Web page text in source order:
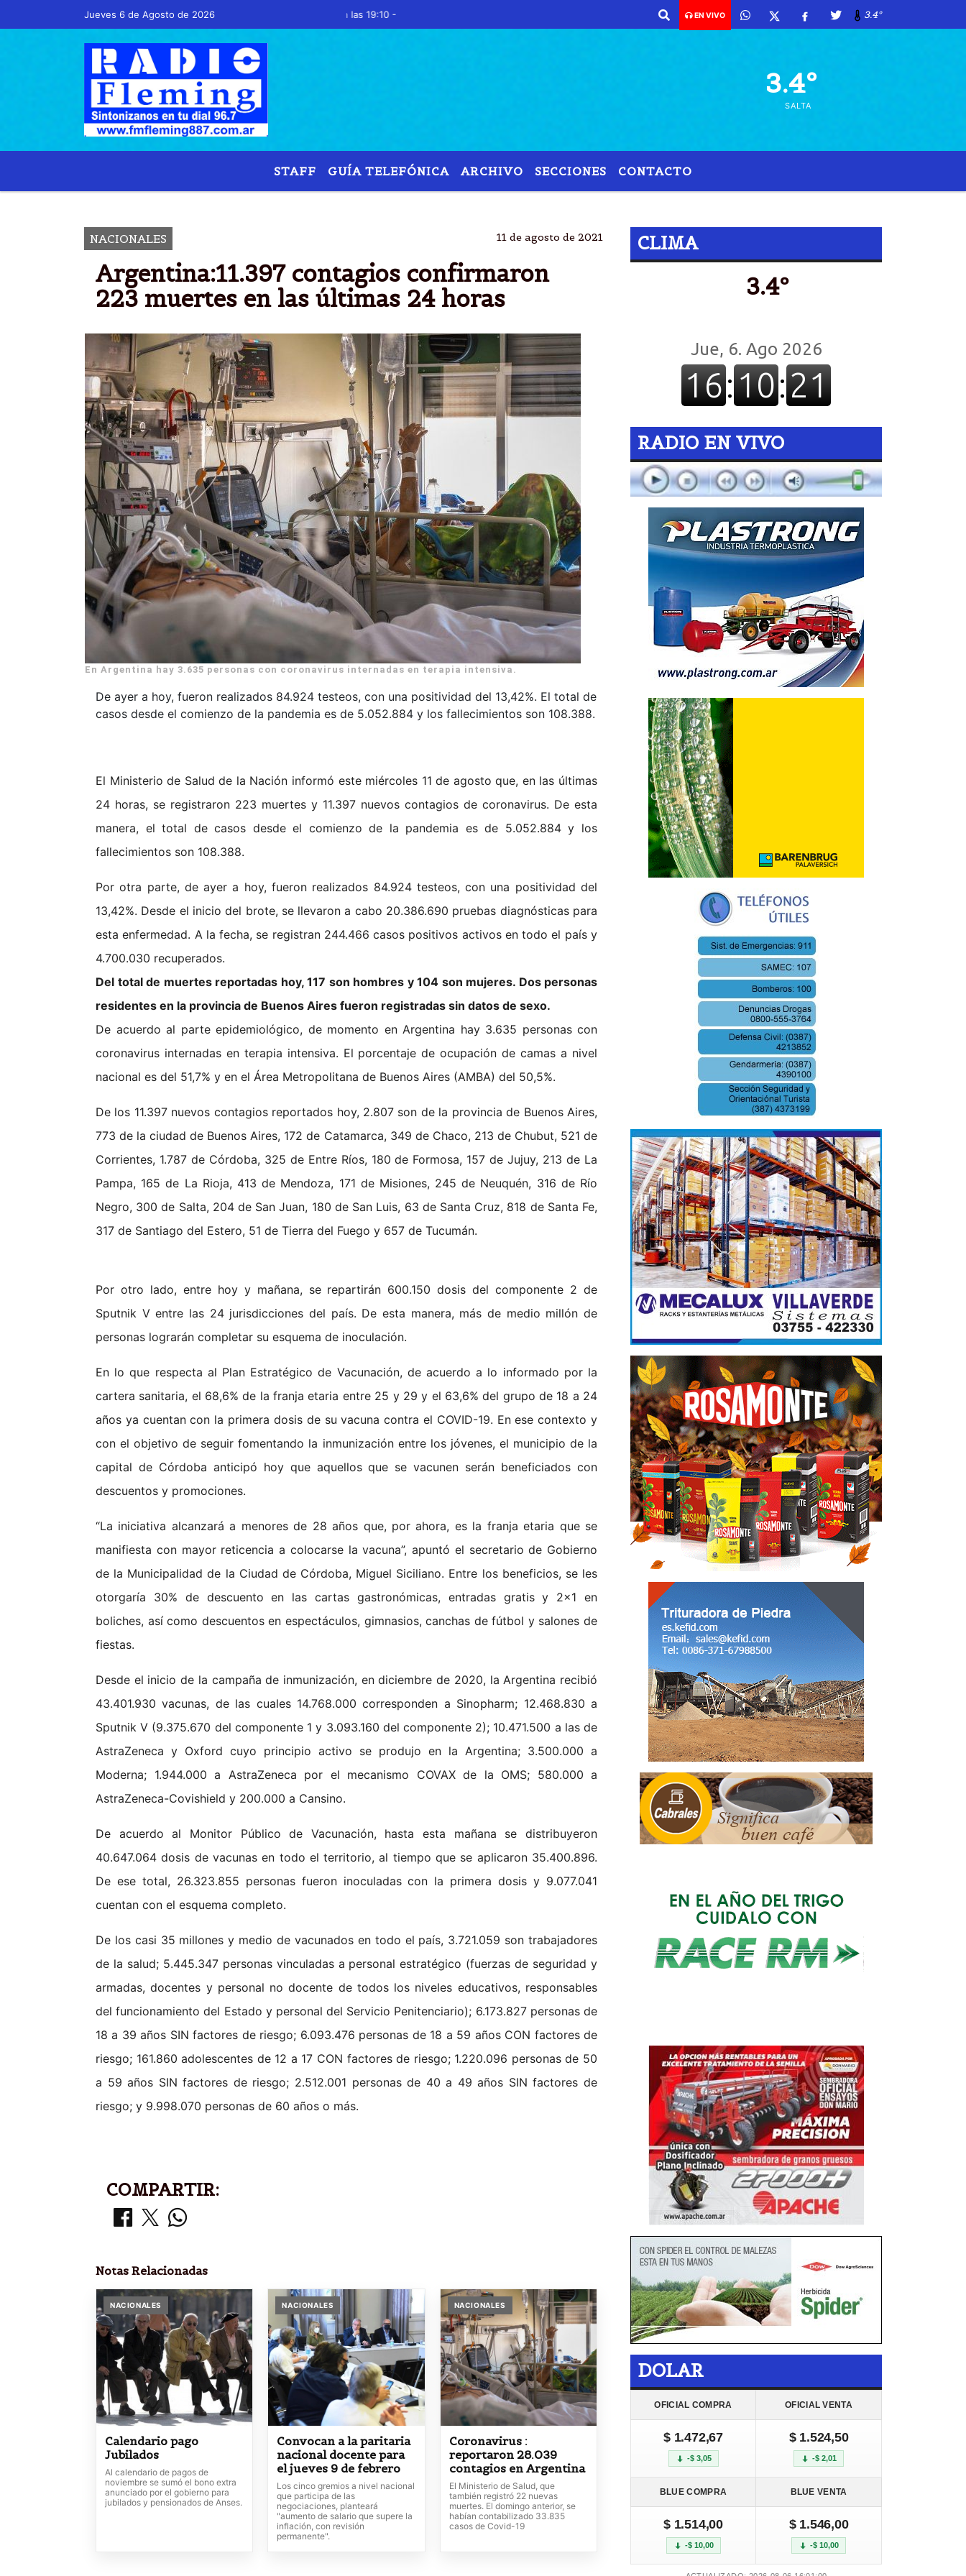
Jueves 6 de Agosto de 2026
Hoy es Jueves 6 de Agosto de 2026 y son las 19:10 - EN VIVO 3.4º
3.4º
SALTA
STAFF GUÍA TELEFÓNICA ARCHIVO SECCIONES CONTACTO
NACIONALES 11 de agosto de 2021
Argentina:11.397 contagios confirmaron
223 muertes en las últimas 24 horas
En Argentina hay 3.635 personas con coronavirus internadas en terapia intensiva.
De ayer a hoy, fueron realizados 84.924 testeos, con una positividad del 13,42%. El total de
casos desde el comienzo de la pandemia es de 5.052.884 y los fallecimientos son 108.388.
El Ministerio de Salud de la Nación informó este miércoles 11 de agosto que, en las últimas
24 horas, se registraron 223 muertes y 11.397 nuevos contagios de coronavirus. De esta
manera, el total de casos desde el comienzo de la pandemia es de 5.052.884 y los
fallecimientos son 108.388.
Por otra parte, de ayer a hoy, fueron realizados 84.924 testeos, con una positividad del
13,42%. Desde el inicio del brote, se llevaron a cabo 20.386.690 pruebas diagnósticas para
esta enfermedad. A la fecha, se registran 244.466 casos positivos activos en todo el país y
4.700.030 recuperados.
Del total de muertes reportadas hoy, 117 son hombres y 104 son mujeres. Dos personas
residentes en la provincia de Buenos Aires fueron registradas sin datos de sexo.
De acuerdo al parte epidemiológico, de momento en Argentina hay 3.635 personas con
coronavirus internadas en terapia intensiva. El porcentaje de ocupación de camas a nivel
nacional es del 51,7% y en el Área Metropolitana de Buenos Aires (AMBA) del 50,5%.
De los 11.397 nuevos contagios reportados hoy, 2.807 son de la provincia de Buenos Aires,
773 de la ciudad de Buenos Aires, 172 de Catamarca, 349 de Chaco, 213 de Chubut, 521 de
Corrientes, 1.787 de Córdoba, 325 de Entre Ríos, 180 de Formosa, 157 de Jujuy, 213 de La
Pampa, 165 de La Rioja, 413 de Mendoza, 171 de Misiones, 245 de Neuquén, 316 de Río
Negro, 300 de Salta, 204 de San Juan, 180 de San Luis, 63 de Santa Cruz, 818 de Santa Fe,
317 de Santiago del Estero, 51 de Tierra del Fuego y 657 de Tucumán.
Por otro lado, entre hoy y mañana, se repartirán 600.150 dosis del componente 2 de
Sputnik V entre las 24 jurisdicciones del país. De esta manera, más de medio millón de
personas lograrán completar su esquema de inoculación.
En lo que respecta al Plan Estratégico de Vacunación, de acuerdo a lo informado por la
cartera sanitaria, el 68,6% de la franja etaria entre 25 y 29 y el 63,6% del grupo de 18 a 24
años ya cuentan con la primera dosis de su vacuna contra el COVID-19. En ese contexto y
con el objetivo de seguir fomentando la inmunización entre los jóvenes, el municipio de la
capital de Córdoba anticipó hoy que aquellos que se vacunen serán beneficiados con
descuentos y promociones.
“La iniciativa alcanzará a menores de 28 años que, por ahora, es la franja etaria que se
manifiesta con mayor reticencia a colocarse la vacuna”, apuntó el secretario de Gobierno
de la Municipalidad de la Ciudad de Córdoba, Miguel Siciliano. Entre los beneficios, se les
otorgaría 30% de descuento en las cartas gastronómicas, entradas gratis y 2x1 en
boliches, así como descuentos en espectáculos, gimnasios, canchas de fútbol y salones de
fiestas.
Desde el inicio de la campaña de inmunización, en diciembre de 2020, la Argentina recibió
43.401.930 vacunas, de las cuales 14.768.000 corresponden a Sinopharm; 12.468.830 a
Sputnik V (9.375.670 del componente 1 y 3.093.160 del componente 2); 10.471.500 a las de
AstraZeneca y Oxford cuyo principio activo se produjo en la Argentina; 3.500.000 a
Moderna; 1.944.000 a AstraZeneca por el mecanismo COVAX de la OMS; 580.000 a
AstraZeneca-Covishield y 200.000 a Cansino.
De acuerdo al Monitor Público de Vacunación, hasta esta mañana se distribuyeron
40.647.064 dosis de vacunas en todo el territorio, al tiempo que se aplicaron 35.400.896.
De ese total, 26.323.855 personas fueron inoculadas con la primera dosis y 9.077.041
cuentan con el esquema completo.
De los casi 35 millones y medio de vacunados en todo el país, 3.721.059 son trabajadores
de la salud; 5.445.347 personas vinculadas a personal estratégico (fuerzas de seguridad y
armadas, docentes y personal no docente de todos los niveles educativos, responsables
del funcionamiento del Estado y personal del Servicio Penitenciario); 6.173.827 personas de
18 a 39 años SIN factores de riesgo; 6.093.476 personas de 18 a 59 años CON factores de
riesgo; 161.860 adolescentes de 12 a 17 CON factores de riesgo; 1.220.096 personas de 50
a 59 años SIN factores de riesgo; 2.512.001 personas de 40 a 49 años SIN factores de
riesgo; y 9.998.070 personas de 60 años o más.
COMPARTIR:
Notas Relacionadas
NACIONALES
Calendario pago
Jubilados
Al calendario de pagos de
noviembre se sumó el bono extra
anunciado por el gobierno para
jubilados y pensionados de Anses.
NACIONALES
Convocan a la paritaria
nacional docente para
el jueves 9 de febrero
Los cinco gremios a nivel nacional
que participa de las
negociaciones, planteará
"aumento de salario que supere la
inflación, con revisión
permanente".
NACIONALES
Coronavirus :
reportaron 28.039
contagios en Argentina
El Ministerio de Salud, que
también registró 22 nuevas
muertes. El domingo anterior, se
habían contabilizado 33.835
casos de Covid-19
CLIMA
3.4º
RADIO EN VIVO
DOLAR
OFICIAL COMPRA OFICIAL VENTA
$ 1.472,67
-$ 3,05
$ 1.524,50
-$ 2,01
BLUE COMPRA BLUE VENTA
$ 1.514,00
-$ 10,00
$ 1.546,00
-$ 10,00